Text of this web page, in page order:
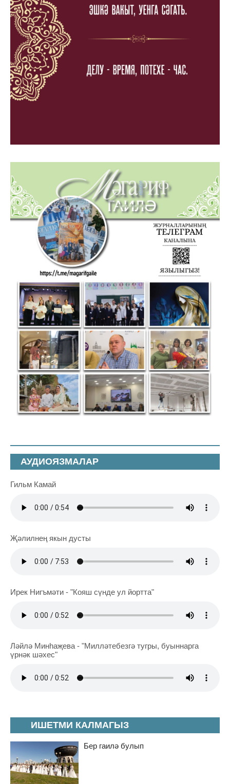
ИШЕТМИ КАЛМАГЫЗ
Бер гаилә булып
АУДИОЯЗМАЛАР
Гильм Камай
Җәлилнең якын дусты
Ирек Нигъмәти - "Кояш сүнде ул йортта"
Ләйлә Минһаҗева - "Милләтебезгә тугры, буыннарга
үрнәк шәхес"